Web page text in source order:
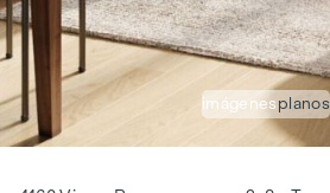
imágenes planos